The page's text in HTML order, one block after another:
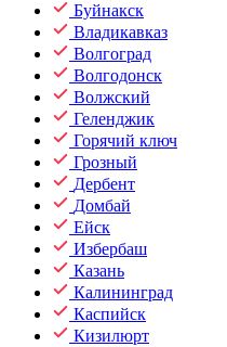
Буйнакск
Владикавказ
Волгоград
Волгодонск
Волжский
Геленджик
Горячий ключ
Грозный
Дербент
Домбай
Ейск
Избербаш
Казань
Калининград
Каспийск
Кизилюрт